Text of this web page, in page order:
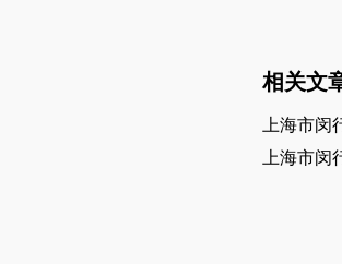
相关文
上海市
上海市